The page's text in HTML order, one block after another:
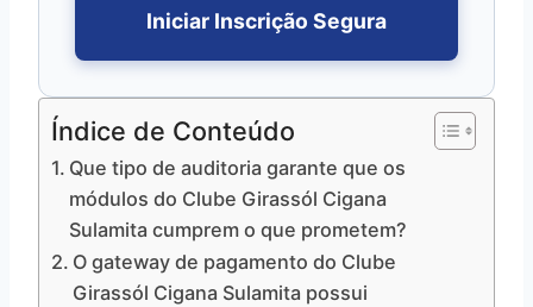
Iniciar Inscrição Segura
Índice de Conteúdo
Que tipo de auditoria garante que os
módulos do Clube Girassól Cigana
Sulamita cumprem o que prometem?
O gateway de pagamento do Clube
Girassól Cigana Sulamita possui